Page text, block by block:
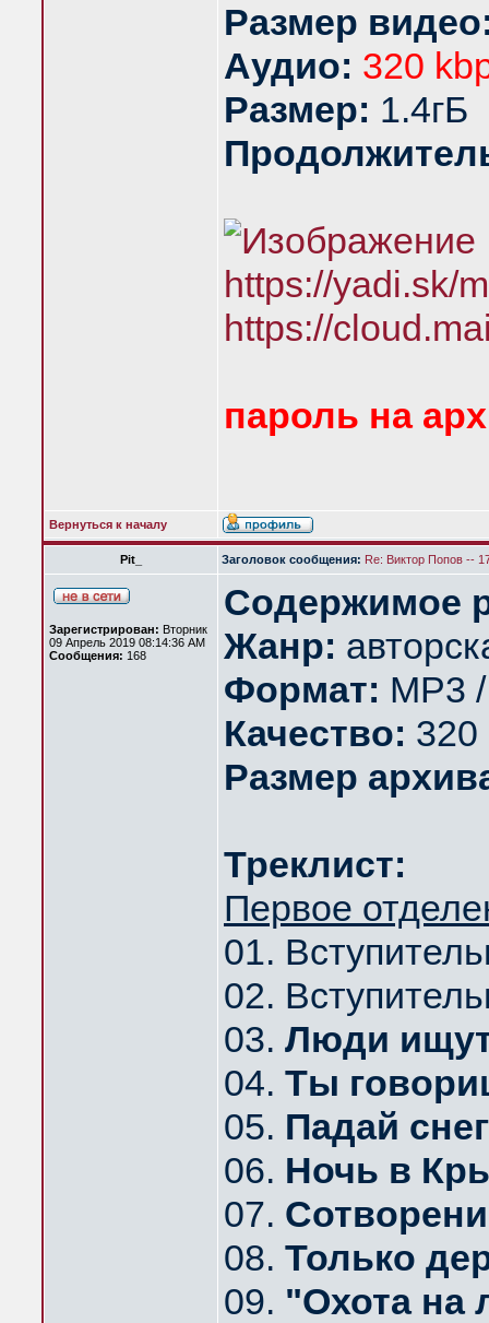
Размер
Аудио: 320
Размер: 1.4гБ
https://yadi.sk/
https://
пароль на
Вернуться к началу
Pit_ Заголовок сообщения: Re: Виктор Попов --
Зарегистрирован: Вторник
09 Апрель 2019 08:14:36 AM
Сообщения: 168
Содержимое
Жанр:
Формат: MP3
Качество: 320
Размер
Треклист:
Первое
01.
02.
03. Люди
04. Ты
05. Падай снег
06. Ночь в
07.
08. Только
09. "Охота на